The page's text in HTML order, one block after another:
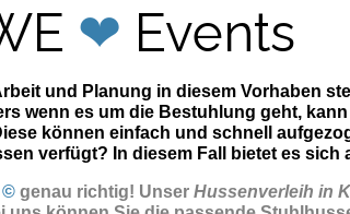
❤ Events
und Planung in diesem Vorhaben
wenn es um die Bestuhlung geht,
können einfach und schnell
verfügt? In diesem Fall bietet es sich
© genau richtig! Unser Hussenverleih in